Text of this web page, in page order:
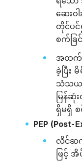
ဆေးဝ
တိုင်ပင်
စက်ခ
အထက်
ခဲ့ပြီး
သံသယ
မြန်ဆုံ
ရှိမရှိ
PEP (Post-
လိင်ဆက်
ဖြင့်